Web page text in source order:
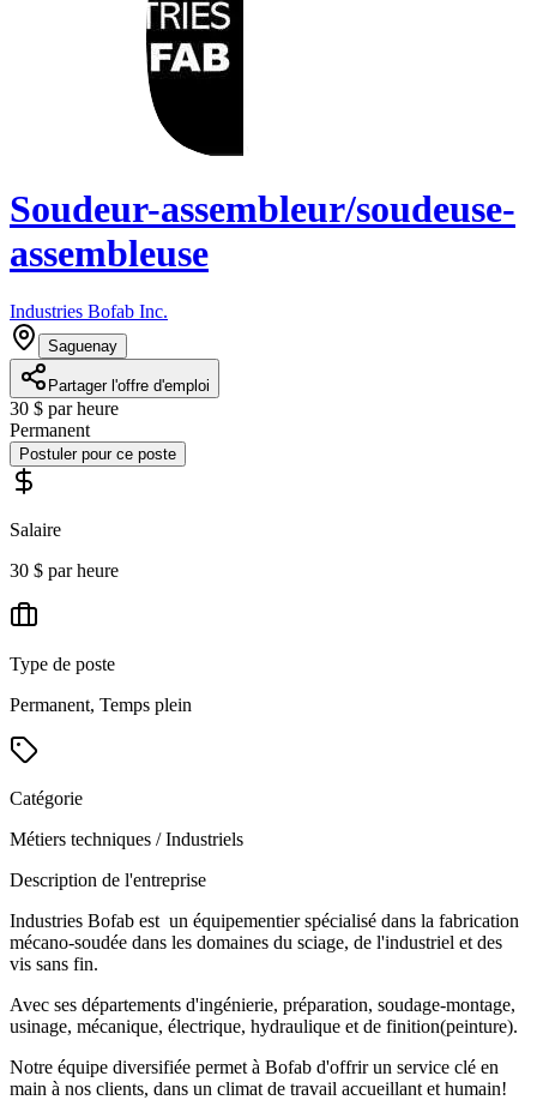
Soudeur-assembleur/soudeuse-
assembleuse
Industries Bofab Inc.
Saguenay
Partager l'offre d'emploi
30 $ par heure
Permanent
Postuler pour ce poste
Salaire
30 $ par heure
Type de poste
Permanent, Temps plein
Catégorie
Métiers techniques / Industriels
Description de l'entreprise
Industries Bofab est un équipementier spécialisé dans la fabrication
mécano-soudée dans les domaines du sciage, de l'industriel et des
vis sans fin.
Avec ses départements d'ingénierie, préparation, soudage-montage,
usinage, mécanique, électrique, hydraulique et de finition(peinture).
Notre équipe diversifiée permet à Bofab d'offrir un service clé en
main à nos clients, dans un climat de travail accueillant et humain!